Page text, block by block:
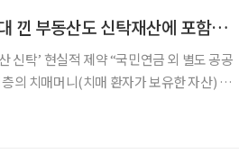
“부동산 ‘치매머니’ 114조 육박, 주담대 낀 부동산도 신탁재산에 포함해야”
신탁’ 현실적 제약 “국민연금 외 별도 공공